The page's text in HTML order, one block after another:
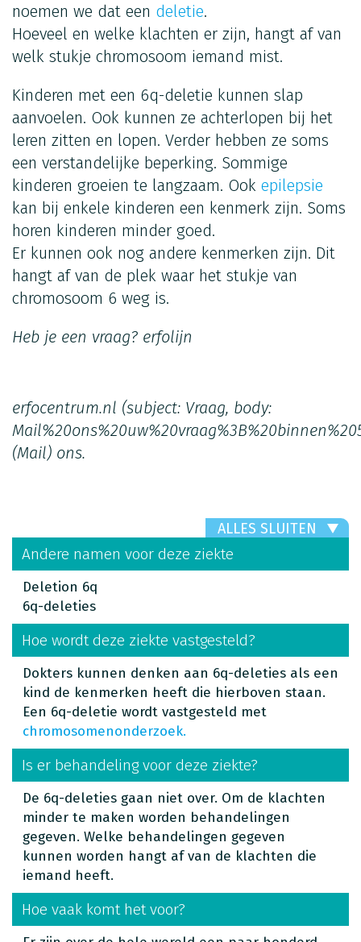
noemen we dat een deletie.
Hoeveel en welke klachten er zijn, hangt af van
welk stukje chromosoom iemand mist.
Kinderen met een 6q-deletie kunnen slap
aanvoelen. Ook kunnen ze achterlopen bij het
leren zitten en lopen. Verder hebben ze soms
een verstandelijke beperking. Sommige
kinderen groeien te langzaam. Ook epilepsie
kan bij enkele kinderen een kenmerk zijn. Soms
horen kinderen minder goed.
Er kunnen ook nog andere kenmerken zijn. Dit
hangt af van de plek waar het stukje van
chromosoom 6 weg is.
Heb je een vraag? erfolijn
erfocentrum.nl (subject: Vraag, body:
(Mail) ons.
ALLES SLUITEN
Andere namen voor deze ziekte
Deletion 6q
6q-deleties
Hoe wordt deze ziekte vastgesteld?
Dokters kunnen denken aan 6q-deleties als een
kind de kenmerken heeft die hierboven staan.
Een 6q-deletie wordt vastgesteld met
chromosomenonderzoek.
Is er behandeling voor deze ziekte?
De 6q-deleties gaan niet over. Om de klachten
minder te maken worden behandelingen
gegeven. Welke behandelingen gegeven
kunnen worden hangt af van de klachten die
iemand heeft.
Hoe vaak komt het voor?